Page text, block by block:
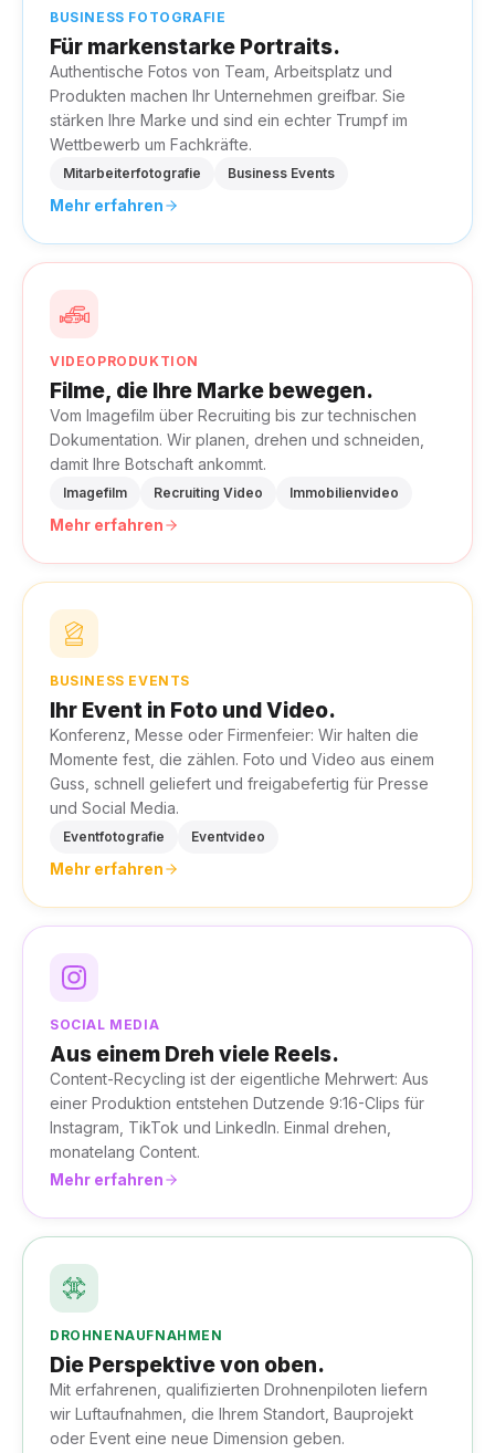
BUSINESS FOTOGRAFIE
Für markenstarke Portraits.
Authentische Fotos von Team, Arbeitsplatz und
Produkten machen Ihr Unternehmen greifbar. Sie
stärken Ihre Marke und sind ein echter Trumpf im
Wettbewerb um Fachkräfte.
Mitarbeiterfotografie Business Events
Mehr erfahren
VIDEOPRODUKTION
Filme, die Ihre Marke bewegen.
Vom Imagefilm über Recruiting bis zur technischen
Dokumentation. Wir planen, drehen und schneiden,
damit Ihre Botschaft ankommt.
Imagefilm Recruiting Video Immobilienvideo
Mehr erfahren
BUSINESS EVENTS
Ihr Event in Foto und Video.
Konferenz, Messe oder Firmenfeier: Wir halten die
Momente fest, die zählen. Foto und Video aus einem
Guss, schnell geliefert und freigabefertig für Presse
und Social Media.
Eventfotografie Eventvideo
Mehr erfahren
SOCIAL MEDIA
Aus einem Dreh viele Reels.
Content-Recycling ist der eigentliche Mehrwert: Aus
einer Produktion entstehen Dutzende 9:16-Clips für
Instagram, TikTok und LinkedIn. Einmal drehen,
monatelang Content.
Mehr erfahren
DROHNENAUFNAHMEN
Die Perspektive von oben.
Mit erfahrenen, qualifizierten Drohnenpiloten liefern
wir Luftaufnahmen, die Ihrem Standort, Bauprojekt
oder Event eine neue Dimension geben.